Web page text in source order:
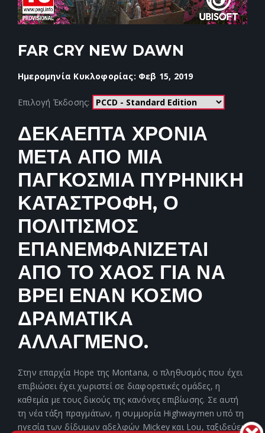
FAR CRY NEW DAWN
Ημερομηνία Κυκλοφορίας: Φεβ 15, 2019
Επιλογή Έκδοσης:
ΔΕΚΑΕΠΤΑ ΧΡΟΝΙΑ
ΜΕΤΑ ΑΠΟ ΜΙΑ
ΠΑΓΚΟΣΜΙΑ ΠΥΡΗΝΙΚΗ
ΚΑΤΑΣΤΡΟΦΗ, Ο
ΠΟΛΙΤΙΣΜΟΣ
ΕΠΑΝΕΜΦΑΝΙΖΕΤΑΙ
ΑΠΟ ΤΟ ΧΑΟΣ ΓΙΑ ΝΑ
ΒΡΕΙ ΕΝΑΝ ΚΟΣΜΟ
ΔΡΑΜΑΤΙΚΑ
ΑΛΛΑΓΜΕΝΟ.
Στην επαρχία Hope της Montana, ο πληθυσμός που έχει
επιβιώσει έχει χωριστεί σε διαφορετικές ομάδες, η
καθεμία με τους δικούς της κανόνες επιβίωσης. Σε αυτή
τη νέα τάξη πραγμάτων, η συμμορία Highwaymen υπό τη
ηγεσία των δίδυμων αδελφών Mickey και Lou, ταξιδεύει